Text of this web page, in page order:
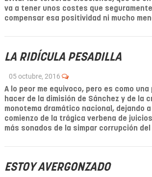
va a tener unos costes que
compensar esa positividad ni mucho
LA RIDÍCULA PESADILLA
05 octubre, 2016
A lo peor me equivoco, pero es como
hacer de la dimisión de Sánchez y de la
monotema dramático nacional, dejando a
comienzo de la trágica verbena de
más sonados de la simpar corrupción del
ESTOY AVERGONZADO